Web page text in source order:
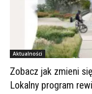
Aktualności
Zobacz jak zmieni
Lokalny program